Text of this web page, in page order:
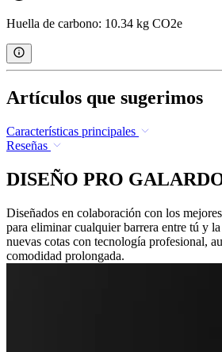
Huella de carbono: 10.34 kg CO2e
Artículos que sugerimos
Características principales
Reseñas
DISEÑO PRO
Diseñados en colaboración con los
para eliminar cualquier barrera entre tú y
nuevas cotas con tecnología profesional,
comodidad prolongada.